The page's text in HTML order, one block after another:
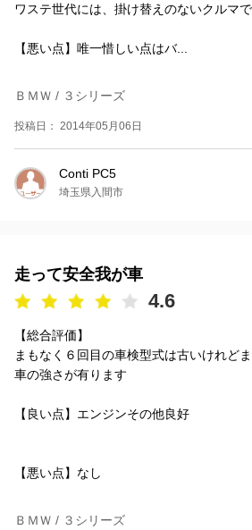
ワステ世代には、掛け替えのないクルマ
【悪い点】唯一惜しい点はバ...
ＢＭＷ / ３シリーズ
投稿日： 2014年05月06日
Conti PC5
埼玉県入間市
走って安全我が車
4.6
【総合評価】
まもなく６回目の車検型式は古いけれど
車の強さが有ります
【良い点】エンジンその他良好
【悪い点】なし
ＢＭＷ / ３シリーズ